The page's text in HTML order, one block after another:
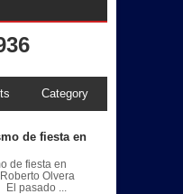
Category
de fiesta en
de fiesta en
Olvera
...